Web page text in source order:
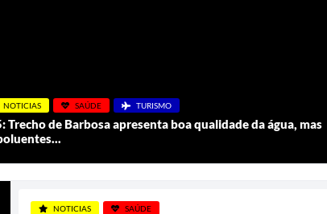
NOTICIAS SAÚDE TURISMO
Trecho de Barbosa apresenta boa qualidade da água, mas
NOTICIAS SAÚDE